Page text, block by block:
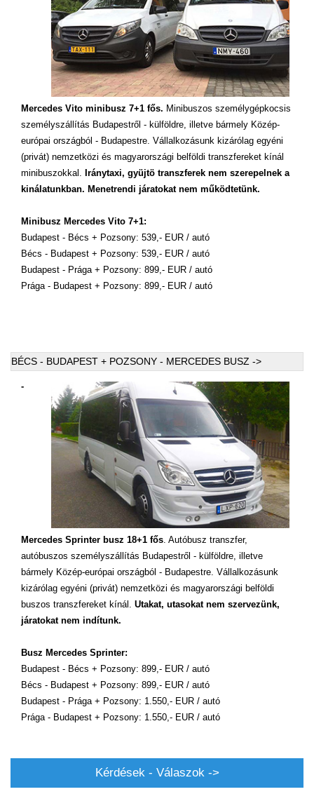
Mercedes Vito minibusz 7+1 fős. Minibuszos személygépkocsis
személyszállítás Budapestről - külföldre, illetve bármely Közép-
európai országból - Budapestre. Vállalkozásunk kizárólag egyéni
(privát) nemzetközi és magyarországi belföldi transzfereket kínál
minibuszokkal. Iránytaxi, gyüjtö transzferek nem szerepelnek a
kinálatunkban. Menetrendi járatokat nem működtetünk.
Minibusz Mercedes Vito 7+1:
Budapest - Bécs + Pozsony: 539,- EUR / autó
Bécs - Budapest + Pozsony: 539,- EUR / autó
Budapest - Prága + Pozsony: 899,- EUR / autó
Prága - Budapest + Pozsony: 899,- EUR / autó
BÉCS - BUDAPEST + POZSONY - MERCEDES BUSZ ->
-
Mercedes Sprinter busz 18+1 fős . Autóbusz transzfer,
autóbuszos személyszállítás Budapestről - külföldre, illetve
bármely Közép-európai országból - Budapestre. Vállalkozásunk
kizárólag egyéni (privát) nemzetközi és magyarországi belföldi
buszos transzfereket kínál. Utakat, utasokat nem szervezünk,
járatokat nem indítunk.
Busz Mercedes Sprinter:
Budapest - Bécs + Pozsony: 899,- EUR / autó
Bécs - Budapest + Pozsony: 899,- EUR / autó
Budapest - Prága + Pozsony: 1.550,- EUR / autó
Prága - Budapest + Pozsony: 1.550,- EUR / autó
Kérdések - Válaszok ->